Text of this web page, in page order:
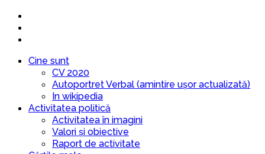
Cine sunt
CV 2020
Autoportret Verbal (amintire ușor actualizată)
In wikipedia
Activitatea politică
Activitatea în imagini
Valori și obiective
Raport de activitate